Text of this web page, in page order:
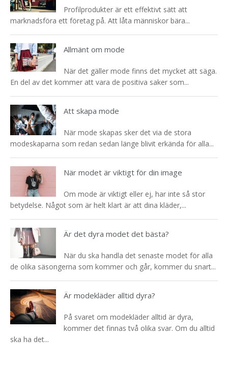
Profilprodukter är ett effektivt sätt att
marknadsföra ett företag på. Att låta människor bära...
Allmänt om mode
När det gäller mode finns det mycket att säga.
En del av det kommer att vara de positiva saker som...
Att skapa mode
När mode skapas sker det via de stora
modeskaparna som redan sedan länge blivit erkända för alla...
När modet är viktigt för din image
Om mode är viktigt eller ej, har inte så stor
betydelse. Något som är helt klart är att dina kläder,...
Är det dyra modet det bästa?
När du ska handla det senaste modet för alla
de olika säsongerna som kommer och går, kommer du snart...
Är modekläder alltid dyra?
På svaret om modekläder alltid är dyra,
kommer det finnas två olika svar. Om du alltid
ska ha det...